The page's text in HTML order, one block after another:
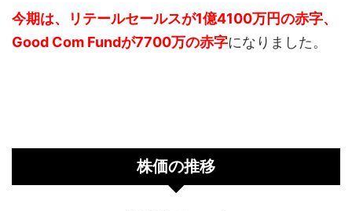
今期は、リテールセールスが1億4100万円の赤字、
Good Com Fundが7700万の赤字になりました。
株価の推移